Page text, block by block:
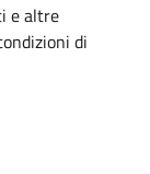
e altre
di